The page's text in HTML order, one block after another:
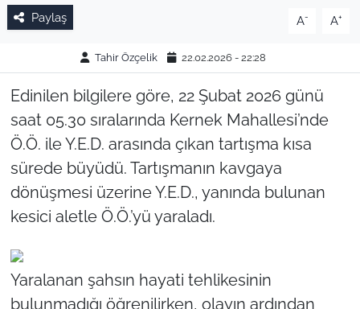
Paylaş A- A+
Tahir Özçelik 22.02.2026 - 22:28
Edinilen bilgilere göre, 22 Şubat 2026 günü
saat 05.30 sıralarında Kernek Mahallesi’nde
Ö.Ö. ile Y.E.D. arasında çıkan tartışma kısa
sürede büyüdü. Tartışmanın kavgaya
dönüşmesi üzerine Y.E.D., yanında bulunan
kesici aletle Ö.Ö.’yü yaraladı.
Yaralanan şahsın hayati tehlikesinin
bulunmadığı öğrenilirken, olayın ardından